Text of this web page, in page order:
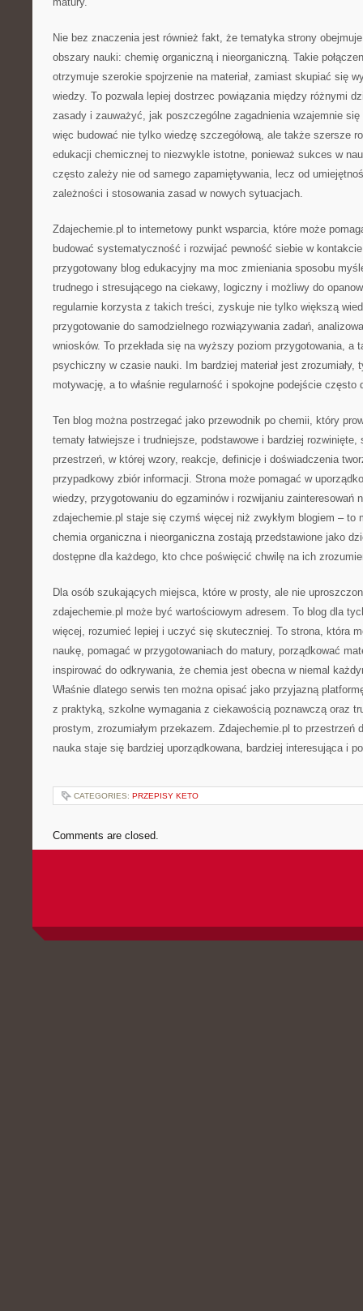
Nie bez znaczenia jest również fakt, że tematyka strony
obszary nauki: chemię organiczną i nieorganiczną. Takie
otrzymuje szerokie spojrzenie na materiał, zamiast skupiać się
wiedzy. To pozwala lepiej dostrzec powiązania między różnymi
zasady i zauważyć, jak poszczególne zagadnienia wzajemnie się
więc budować nie tylko wiedzę szczegółową, ale także szersze
edukacji chemicznej to niezwykle istotne, ponieważ sukces w
często zależy nie od samego zapamiętywania, lecz od
zależności i stosowania zasad w nowych sytuacjach.
Zdajechemie.pl to internetowy punkt wsparcia, które może
budować systematyczność i rozwijać pewność siebie w
przygotowany blog edukacyjny ma moc zmieniania sposobu
trudnego i stresującego na ciekawy, logiczny i możliwy do
regularnie korzysta z takich treści, zyskuje nie tylko większą
przygotowanie do samodzielnego rozwiązywania zadań,
wniosków. To przekłada się na wyższy poziom przygotowania, a
psychiczny w czasie nauki. Im bardziej materiał jest zrozumiały,
motywację, a to właśnie regularność i spokojne podejście często
Ten blog można postrzegać jako przewodnik po chemii, który
tematy łatwiejsze i trudniejsze, podstawowe i bardziej
przestrzeń, w której wzory, reakcje, definicje i doświadczenia
przypadkowy zbiór informacji. Strona może pomagać w
wiedzy, przygotowaniu do egzaminów i rozwijaniu zainteresowań
zdajechemie.pl staje się czymś więcej niż zwykłym blogiem – to
chemia organiczna i nieorganiczna zostają przedstawione jako
dostępne dla każdego, kto chce poświęcić chwilę na ich
Dla osób szukających miejsca, które w prosty, ale nie
zdajechemie.pl może być wartościowym adresem. To blog dla
więcej, rozumieć lepiej i uczyć się skuteczniej. To strona, która
naukę, pomagać w przygotowaniach do matury, porządkować
inspirować do odkrywania, że chemia jest obecna w niemal
Właśnie dlatego serwis ten można opisać jako przyjazną
z praktyką, szkolne wymagania z ciekawością poznawczą oraz
prostym, zrozumiałym przekazem. Zdajechemie.pl to przestrzeń
nauka staje się bardziej uporządkowana, bardziej interesująca i
CATEGORIES: PRZEPISY KETO
Comments are closed.